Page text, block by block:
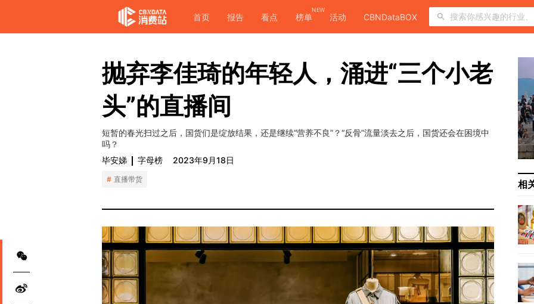
首页 报告 看点 榜单
NEW
活动 CBNDataBOX
抛弃李佳琦的年轻人，涌进“三个小老
头”的直播间
短暂的春光扫过之后，国货们是绽放结果，还是继续“营养不良”？“反骨”流量淡去之后，国货还会在困境中
吗？
毕安娣
字母榜 2023年9月18日
直播带货 相